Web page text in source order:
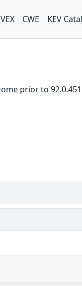
VEX CWE KEV
prior to